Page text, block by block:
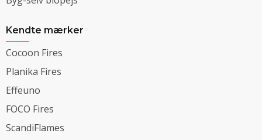
Kendte mærker
Cocoon Fires
Planika Fires
Effeuno
FOCO Fires
ScandiFlames